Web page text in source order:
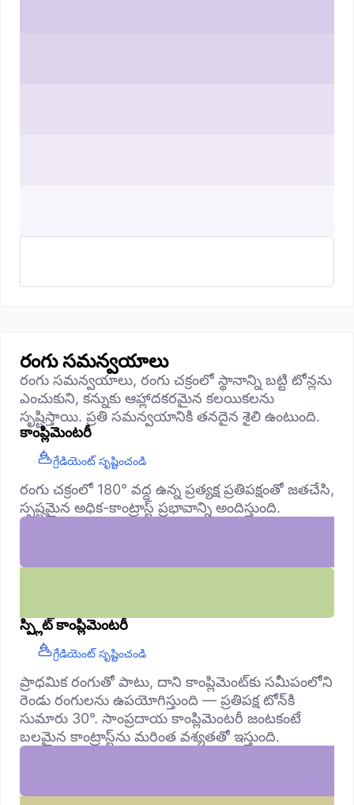
రంగు సమన్వయాలు
రంగు సమన్వయాలు, రంగు చక్రంలో స్థానాన్ని బట్టి టోన్లను
ఎంచుకుని, కన్నుకు ఆహ్లాదకరమైన కలయికలను
సృష్టిస్తాయి. ప్రతి సమన్వయానికి తనదైన శైలి ఉంటుంది.
కాంప్లిమెంటరీ
గ్రేడియెంట్ సృష్టించండి
రంగు చక్రంలో 180° వద్ద ఉన్న ప్రత్యక్ష ప్రతిపక్షంతో జతచేసి,
స్పష్టమైన అధిక-కాంట్రాస్ట్ ప్రభావాన్ని అందిస్తుంది.
స్ప్లిట్ కాంప్లిమెంటరీ
గ్రేడియెంట్ సృష్టించండి
ప్రాధమిక రంగుతో పాటు, దాని కాంప్లిమెంట్‌కు సమీపంలోని
రెండు రంగులను ఉపయోగిస్తుంది — ప్రతిపక్ష టోన్‌కి
సుమారు 30°. సాంప్రదాయ కాంప్లిమెంటరీ జంటకంటే
బలమైన కాంట్రాస్ట్‌ను మరింత వశ్యతతో ఇస్తుంది.